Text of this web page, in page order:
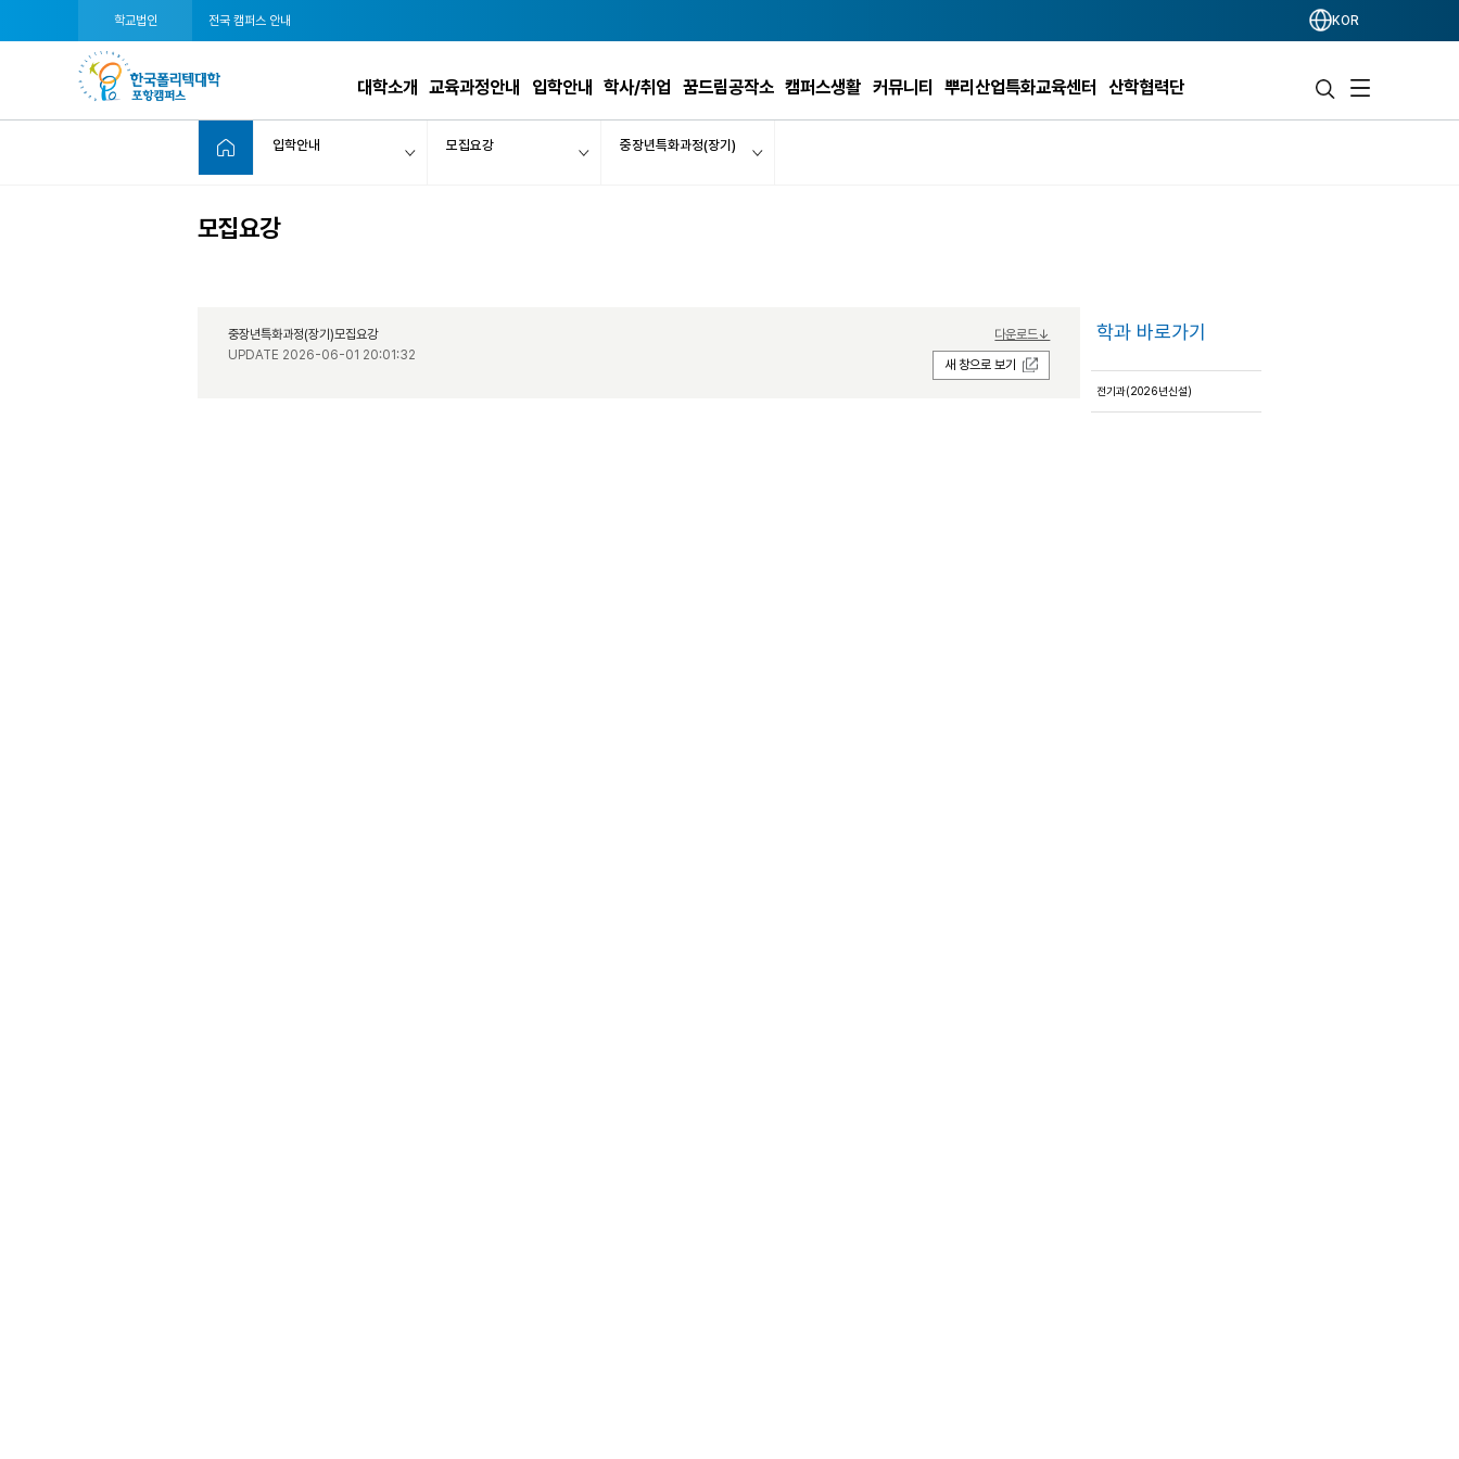
학교법인 전국 캠퍼스 안내 KOR
대학소개 교육과정안내 입학안내 학사/취업 꿈드림공작소 캠퍼스생활 커뮤니티 뿌리산업특화교육센터 산학협력단
입학안내 모집요강 중장년특화과정(장기)
모집요강
중장년특화과정(장기)모집요강
다운로드↓
UPDATE 2026-06-01 20:01:32
새 창으로 보기
학과 바로가기
전기과(2026년신설)